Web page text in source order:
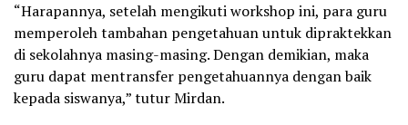
“Harapannya, setelah mengikuti workshop ini, para guru
memperoleh tambahan pengetahuan untuk dipraktekkan
di sekolahnya masing-masing. Dengan demikian, maka
guru dapat mentransfer pengetahuannya dengan baik
kepada siswanya,” tutur Mirdan.